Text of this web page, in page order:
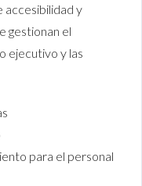
accesibilidad y
gestionan el
ejecutivo y las
para el personal